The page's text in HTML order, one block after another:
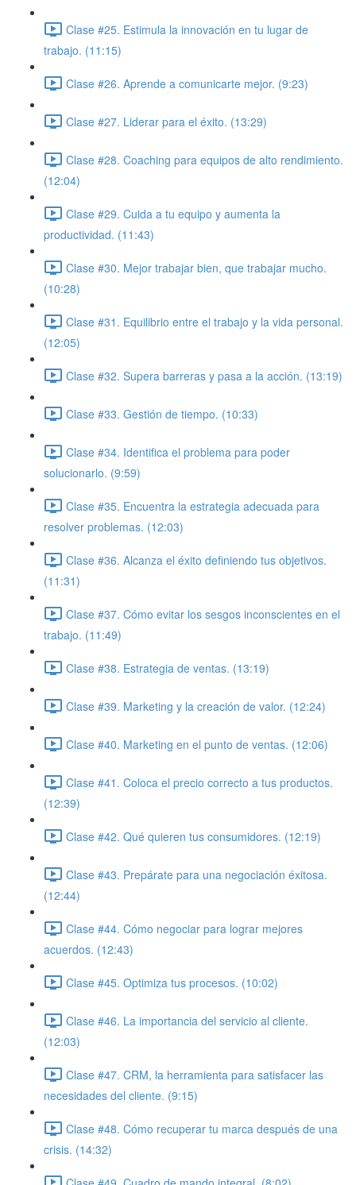
Clase #25. Estimula la innovación en tu lugar de
trabajo. (11:15)
Clase #26. Aprende a comunicarte mejor. (9:23)
Clase #27. Liderar para el éxito. (13:29)
Clase #28. Coaching para equipos de alto rendimiento.
(12:04)
Clase #29. Cuida a tu equipo y aumenta la
productividad. (11:43)
Clase #30. Mejor trabajar bien, que trabajar mucho.
(10:28)
Clase #31. Equilibrio entre el trabajo y la vida personal.
(12:05)
Clase #32. Supera barreras y pasa a la acción. (13:19)
Clase #33. Gestión de tiempo. (10:33)
Clase #34. Identifica el problema para poder
solucionarlo. (9:59)
Clase #35. Encuentra la estrategia adecuada para
resolver problemas. (12:03)
Clase #36. Alcanza el éxito definiendo tus objetivos.
(11:31)
Clase #37. Cómo evitar los sesgos inconscientes en el
trabajo. (11:49)
Clase #38. Estrategia de ventas. (13:19)
Clase #39. Marketing y la creación de valor. (12:24)
Clase #40. Marketing en el punto de ventas. (12:06)
Clase #41. Coloca el precio correcto a tus productos.
(12:39)
Clase #42. Qué quieren tus consumidores. (12:19)
Clase #43. Prepárate para una negociación éxitosa.
(12:44)
Clase #44. Cómo negociar para lograr mejores
acuerdos. (12:43)
Clase #45. Optimiza tus procesos. (10:02)
Clase #46. La importancia del servicio al cliente.
(12:03)
Clase #47. CRM, la herramienta para satisfacer las
necesidades del cliente. (9:15)
Clase #48. Cómo recuperar tu marca después de una
crisis. (14:32)